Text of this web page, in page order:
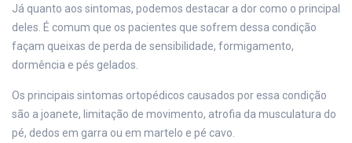
Já quanto aos sintomas, podemos destacar a dor como o principal
deles. É comum que os pacientes que sofrem dessa condição
façam queixas de perda de sensibilidade, formigamento,
dormência e pés gelados.
Os principais sintomas ortopédicos causados por essa condição
são a joanete, limitação de movimento, atrofia da musculatura do
pé, dedos em garra ou em martelo e pé cavo.